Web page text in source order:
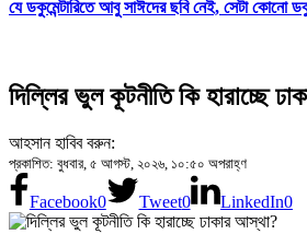
যে ডকুমেন্টারিতে আবু সাঈদের ছবি নেই, সেটা কোনো
দিল্লির ভুল কূটনীতি কি হারাচ্ছে
আহসান হাবিব বরুন:
প্রকাশিত: বুধবার, ৫ আগস্ট, ২০২৬, ১০:৫০ অপরাহ্ণ
Facebook0 Tweet0 LinkedIn0